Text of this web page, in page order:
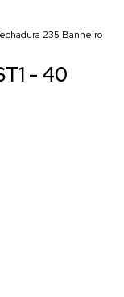
235 Banheiro
- 40